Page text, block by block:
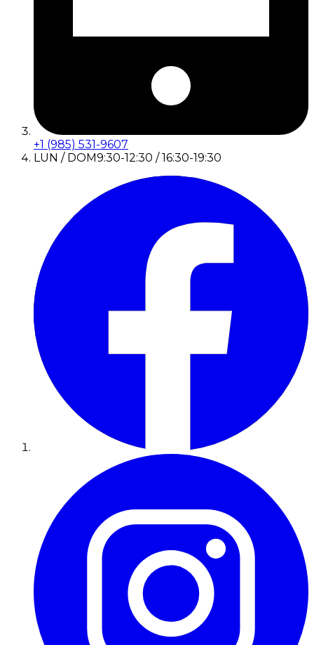
+1 (985) 531-9607
LUN / DOM9:30-12:30 / 16:30-19:30